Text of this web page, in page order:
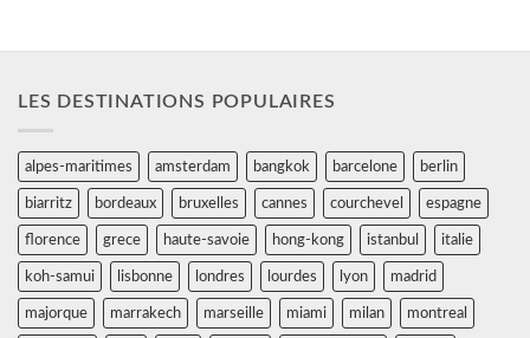
LES DESTINATIONS POPULAIRES
alpes-maritimes amsterdam bangkok barcelone berlin
biarritz bordeaux bruxelles cannes courchevel espagne
florence grece haute-savoie hong-kong istanbul italie
koh-samui lisbonne londres lourdes lyon madrid
majorque marrakech marseille miami milan montreal